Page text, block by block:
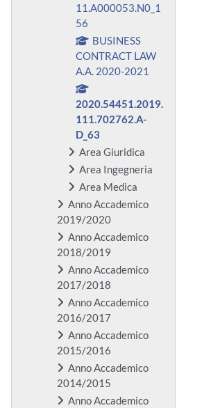
11.A000053.N0_1
56
BUSINESS
CONTRACT LAW
A.A. 2020-2021
2020.54451.2019.
111.702762.A-
D_63
Area Giuridica
Area Ingegneria
Area Medica
Anno Accademico
2019/2020
Anno Accademico
2018/2019
Anno Accademico
2017/2018
Anno Accademico
2016/2017
Anno Accademico
2015/2016
Anno Accademico
2014/2015
Anno Accademico